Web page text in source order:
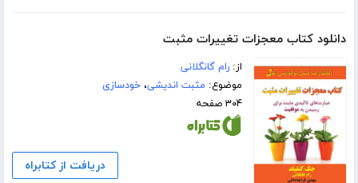
دانلود کتاب معجزات تغییرات مثبت
از:رام گانگلانی
موضوع: مثبت اندیشی،خودسازی
۳۰۴ صفحه
دریافت از کتابراه